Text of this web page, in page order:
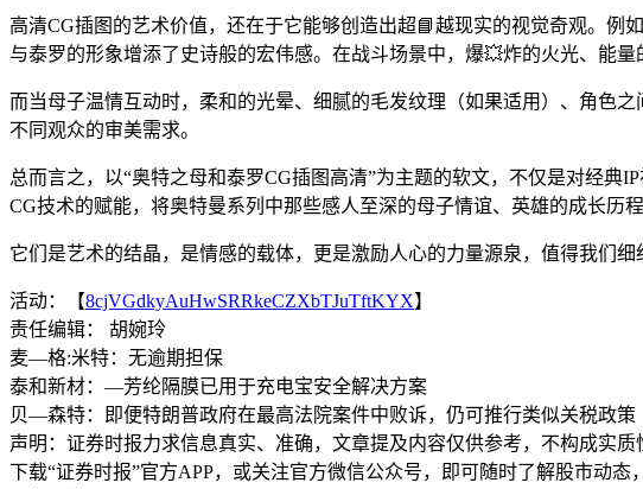
高清CG插图的艺术价值，还在于它能够创造出超📘越现实的视觉奇观。
与泰罗的形象增添了史诗般的宏伟感。在战斗场景中，爆💥炸的火光、能
而当母子温情互动时，柔和的光晕、细腻的毛发纹理（如果适用）、角色
不同观众的审美需求。
总而言之，以“奥特之母和泰罗CG插图高清”为主题的软文，不仅是对经
CG技术的赋能，将奥特曼系列中那些感人至深的母子情谊、英雄的成长历
它们是艺术的结晶，是情感的载体，更是激励人心的力量源泉，值得我们细
活动：【8cjVGdkyAuHwSRRkeCZXbTJuTftKYX】
责任编辑： 胡婉玲
麦—格:米特：无逾期担保
泰和新材：—芳纶隔膜已用于充电宝安全解决方案
贝—森特：即便特朗普政府在最高法院案件中败诉，仍可推行类似关税政策
声明：证券时报力求信息真实、准确，文章提及内容仅供参考，不构成实
下载“证券时报”官方APP，或关注官方微信公众号，即可随时了解股市动态